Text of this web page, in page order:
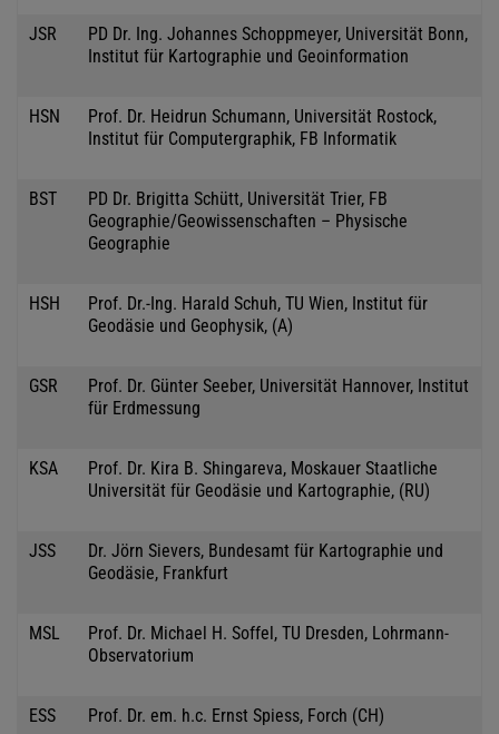
JSR
PD Dr. Ing. Johannes Schoppmeyer, Universität Bonn,
Institut für Kartographie und Geoinformation
HSN
Prof. Dr. Heidrun Schumann, Universität Rostock,
Institut für Computergraphik, FB Informatik
BST
PD Dr. Brigitta Schütt, Universität Trier, FB
Geographie/Geowissenschaften – Physische
Geographie
HSH
Prof. Dr.-Ing. Harald Schuh, TU Wien, Institut für
Geodäsie und Geophysik, (A)
GSR
Prof. Dr. Günter Seeber, Universität Hannover, Institut
für Erdmessung
KSA
Prof. Dr. Kira B. Shingareva, Moskauer Staatliche
Universität für Geodäsie und Kartographie, (RU)
JSS
Dr. Jörn Sievers, Bundesamt für Kartographie und
Geodäsie, Frankfurt
MSL
Prof. Dr. Michael H. Soffel, TU Dresden, Lohrmann-
Observatorium
ESS Prof. Dr. em. h.c. Ernst Spiess, Forch (CH)